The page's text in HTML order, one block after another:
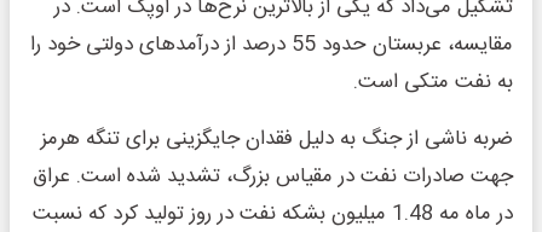
تشکیل می‌داد که یکی از بالاترین نرخ‌ها در اوپک است. در
مقایسه، عربستان حدود 55 درصد از درآمدهای دولتی خود را
به نفت متکی است.
ضربه ناشی از جنگ به دلیل فقدان جایگزینی برای تنگه هرمز
جهت صادرات نفت در مقیاس بزرگ، تشدید شده است. عراق
در ماه مه 1.48 میلیون بشکه نفت در روز تولید کرد که نسبت